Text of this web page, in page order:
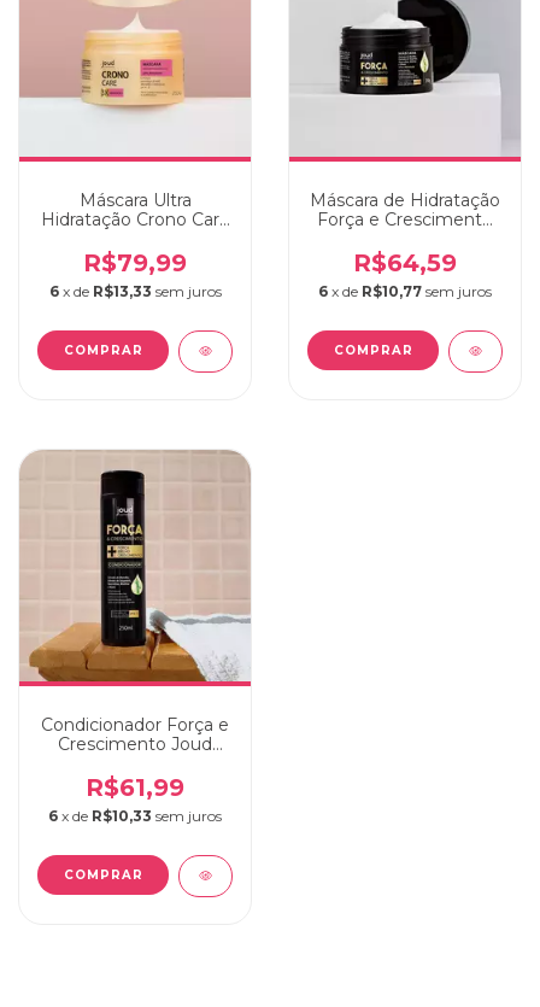
Máscara Ultra
Hidratação Crono Care
R$79,99
6 x de R$13,33 sem juros
Máscara de Hidratação
Força e Crescimento
R$64,59
6 x de R$10,77 sem juros
Condicionador Força e
Crescimento Joud
R$61,99
6 x de R$10,33 sem juros